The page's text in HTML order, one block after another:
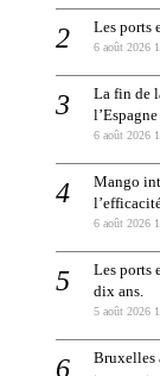
Les ports
6 août 2026
La fin de
6 août 2026
Mango
6 août 2026
Les ports
dix ans.
5 août 2026
Bruxelles